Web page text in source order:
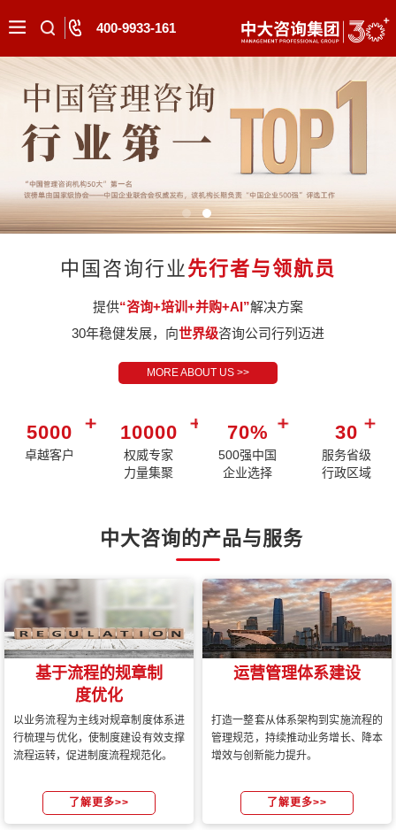
400-9933-161
中国咨询行业 先行者与领航员
提供“咨询+培训+并购+AI”解决方案
30年稳健发展，向世界级咨询公司行列迈进
MORE ABOUT US >>
5000
卓越客户
10000
权威专家
力量集聚
70%
500强中国
企业选择
30
服务省级
行政区域
中大咨询的产品与服务
基于流程的规章制
度优化
以业务流程为主线对规章制度体系进
行梳理与优化，使制度建设有效支撑
流程运转，促进制度流程规范化。
了解更多>>
运营管理体系建设
打造一整套从体系架构到实施流程的
管理规范，持续推动业务增长、降本
增效与创新能力提升。
了解更多>>